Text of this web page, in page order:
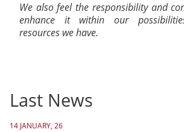
We also feel the responsibility and
enhance it within our
resources we have.
Last News
14 JANUARY, 26